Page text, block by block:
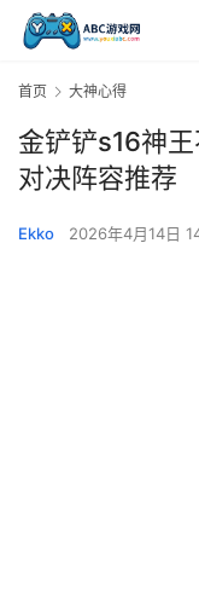
首页 大神心得
金铲铲s16神
对决阵容推荐
Ekko 2026年4月14日